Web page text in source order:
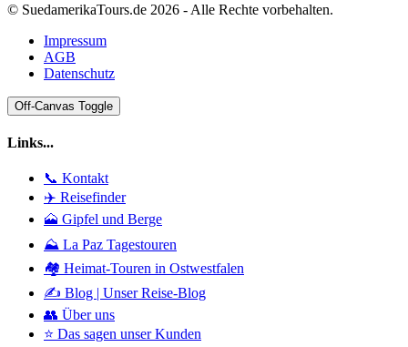
© SuedamerikaTours.de 2026 - Alle Rechte vorbehalten.
Impressum
AGB
Datenschutz
Off-Canvas Toggle
Links...
📞 Kontakt
✈️ Reisefinder
🗻 Gipfel und Berge
⛰️ La Paz Tagestouren
🏘️ Heimat-Touren in Ostwestfalen
✍️ Blog | Unser Reise-Blog
👥 Über uns
⭐ Das sagen unser Kunden